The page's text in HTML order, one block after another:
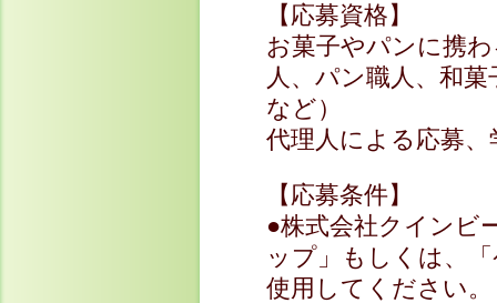
【応募資格】
お菓子やパンに携
人、パン職人、和
など）
代理人による応募
【応募条件】
●株式会社クインビ
ップ」もしくは、
使用してください。